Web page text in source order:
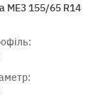
ME3 155/65 R14